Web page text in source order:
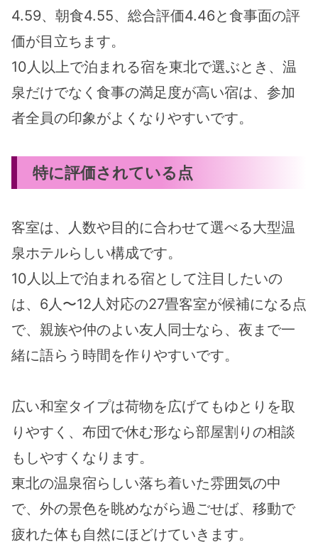
4.59、朝食4.55、総合評価4.46と食事面の評
価が目立ちます。
10人以上で泊まれる宿を東北で選ぶとき、温
泉だけでなく食事の満足度が高い宿は、参加
者全員の印象がよくなりやすいです。
特に評価されている点
客室は、人数や目的に合わせて選べる大型温
泉ホテルらしい構成です。
10人以上で泊まれる宿として注目したいの
は、6人〜12人対応の27畳客室が候補になる点
で、親族や仲のよい友人同士なら、夜まで一
緒に語らう時間を作りやすいです。
広い和室タイプは荷物を広げてもゆとりを取
りやすく、布団で休む形なら部屋割りの相談
もしやすくなります。
東北の温泉宿らしい落ち着いた雰囲気の中
で、外の景色を眺めながら過ごせば、移動で
疲れた体も自然にほどけていきます。